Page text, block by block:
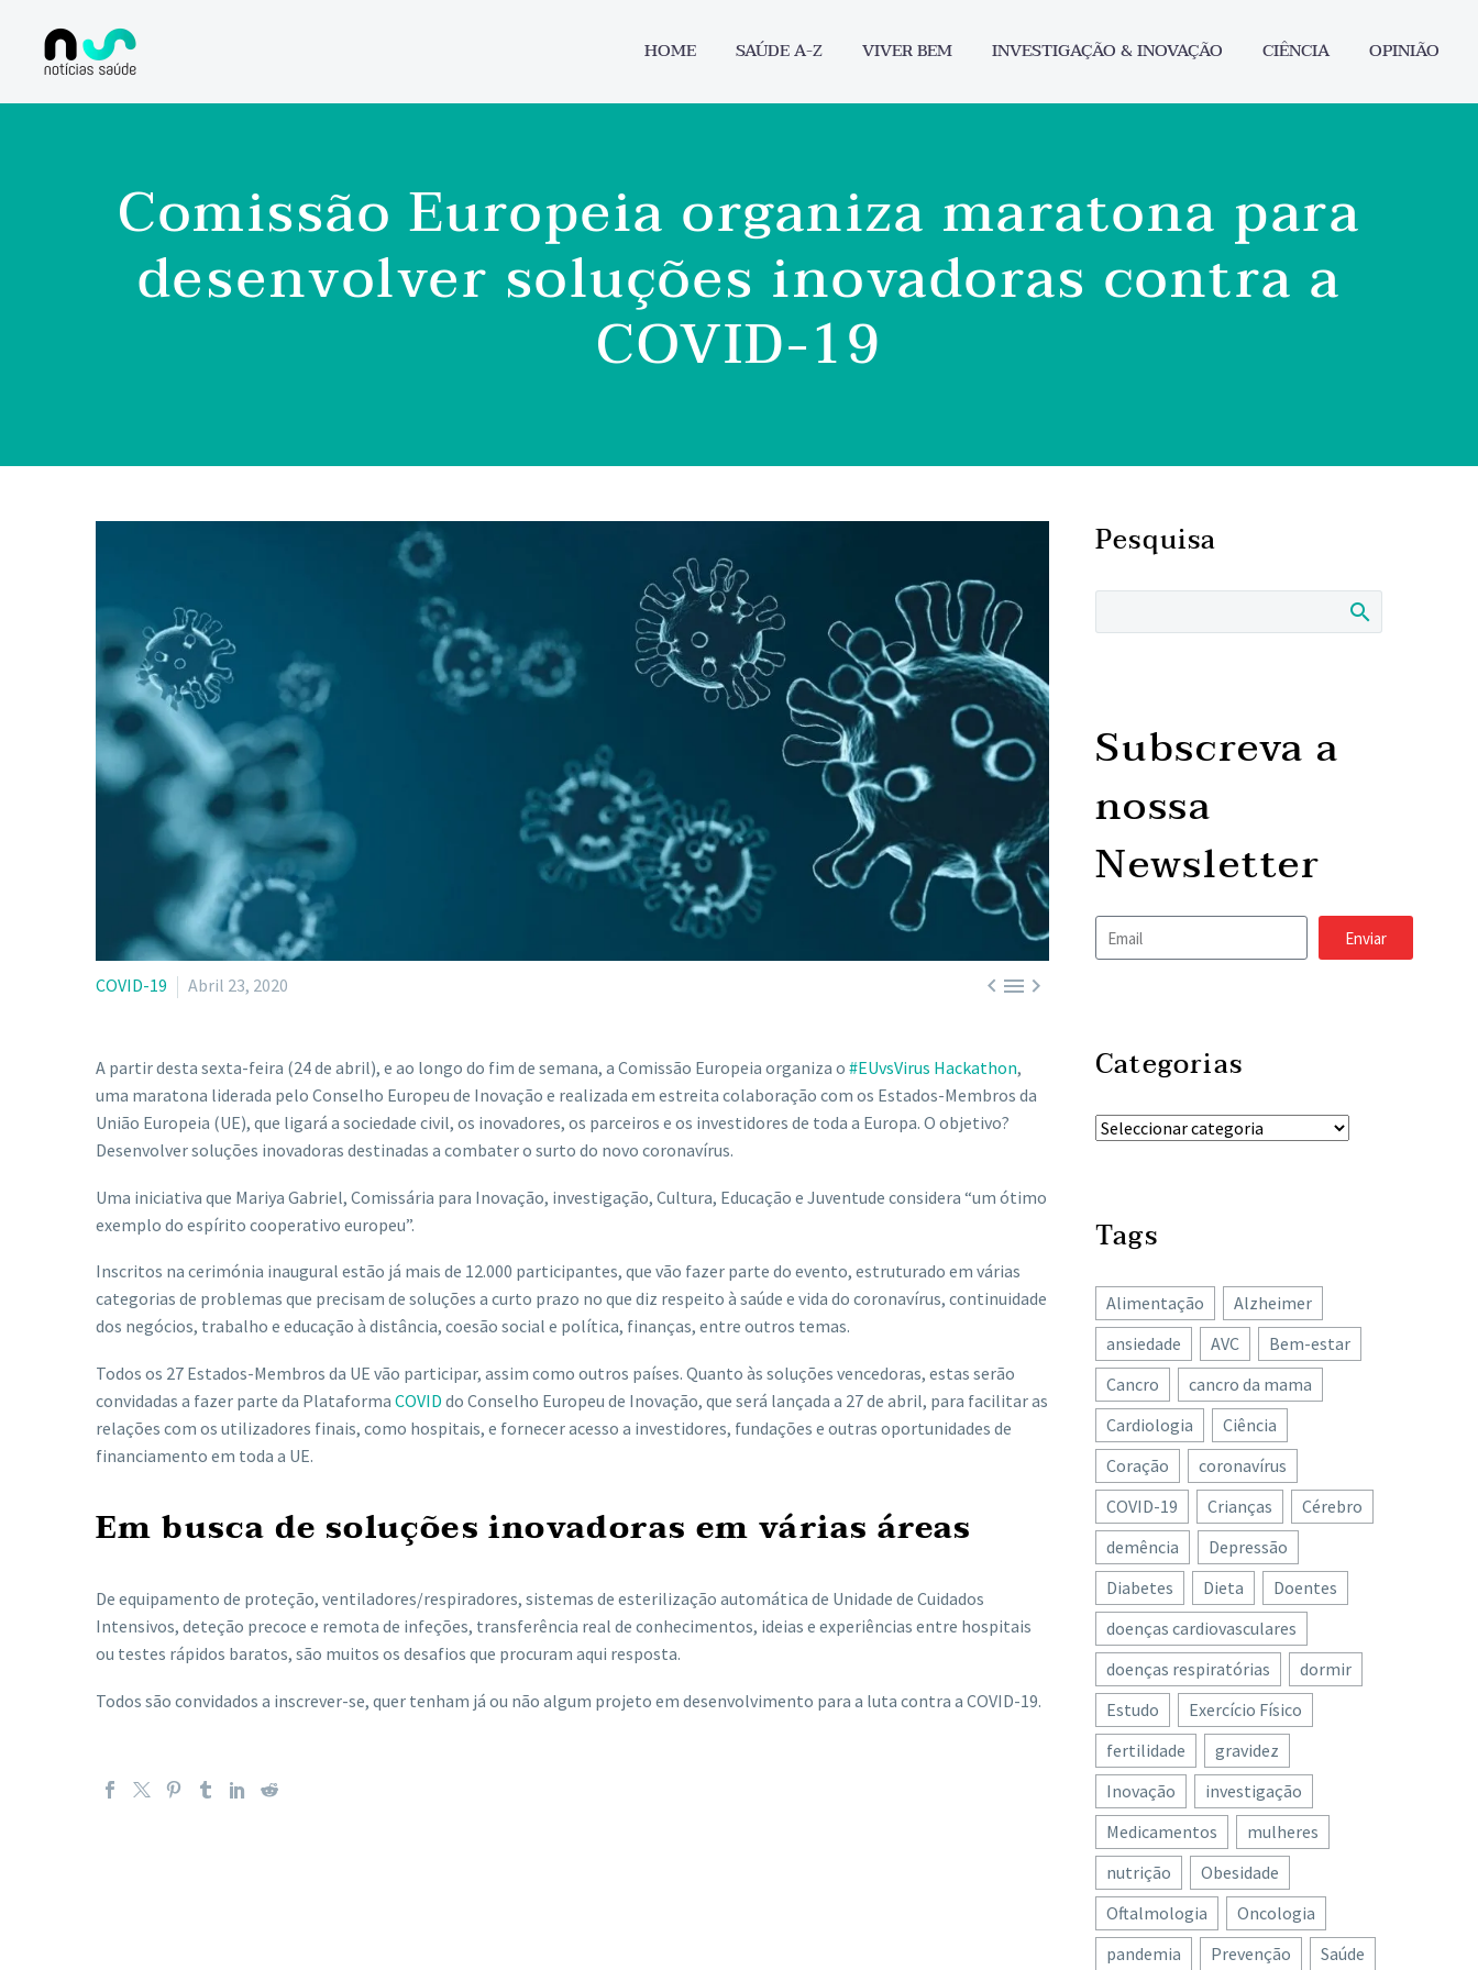
HOME SAÚDE A-Z VIVER BEM INVESTIGAÇÃO & INOVAÇÃO CIÊNCIA OPINIÃO
Comissão Europeia organiza maratona para
desenvolver soluções inovadoras contra a
COVID-19

COVID-19 Abril 23, 2020
A partir desta sexta-feira (24 de abril), e ao longo do fim de semana, a Comissão Europeia organiza o #EUvsVirus Hackathon,
uma maratona liderada pelo Conselho Europeu de Inovação e realizada em estreita colaboração com os Estados-Membros da
União Europeia (UE), que ligará a sociedade civil, os inovadores, os parceiros e os investidores de toda a Europa. O objetivo?
Desenvolver soluções inovadoras destinadas a combater o surto do novo coronavírus.
Uma iniciativa que Mariya Gabriel, Comissária para Inovação, investigação, Cultura, Educação e Juventude considera “um ótimo
exemplo do espírito cooperativo europeu”.
Inscritos na cerimónia inaugural estão já mais de 12.000 participantes, que vão fazer parte do evento, estruturado em várias
categorias de problemas que precisam de soluções a curto prazo no que diz respeito à saúde e vida do coronavírus, continuidade
dos negócios, trabalho e educação à distância, coesão social e política, finanças, entre outros temas.
Todos os 27 Estados-Membros da UE vão participar, assim como outros países. Quanto às soluções vencedoras, estas serão
convidadas a fazer parte da Plataforma COVID do Conselho Europeu de Inovação, que será lançada a 27 de abril, para facilitar as
relações com os utilizadores finais, como hospitais, e fornecer acesso a investidores, fundações e outras oportunidades de
financiamento em toda a UE.
Em busca de soluções inovadoras em várias áreas
De equipamento de proteção, ventiladores/respiradores, sistemas de esterilização automática de Unidade de Cuidados
Intensivos, deteção precoce e remota de infeções, transferência real de conhecimentos, ideias e experiências entre hospitais
ou testes rápidos baratos, são muitos os desafios que procuram aqui resposta.
Todos são convidados a inscrever-se, quer tenham já ou não algum projeto em desenvolvimento para a luta contra a COVID-19.
Pesquisa
Subscreva a
nossa
Newsletter
Enviar
Categorias
Tags
Alimentação
Alzheimer
ansiedade
AVC
Bem-estar
Cancro
cancro da mama
Cardiologia
Ciência
Coração
coronavírus
COVID-19
Crianças
Cérebro
demência
Depressão
Diabetes
Dieta
Doentes
doenças cardiovasculares
doenças respiratórias
dormir
Estudo
Exercício Físico
fertilidade
gravidez
Inovação
investigação
Medicamentos
mulheres
nutrição
Obesidade
Oftalmologia
Oncologia
pandemia
Prevenção Saúde